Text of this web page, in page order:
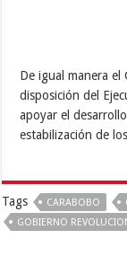
De igual manera el
disposición del
apoyar el
estabilización de
Tags CARABOBO
GOBIERNO